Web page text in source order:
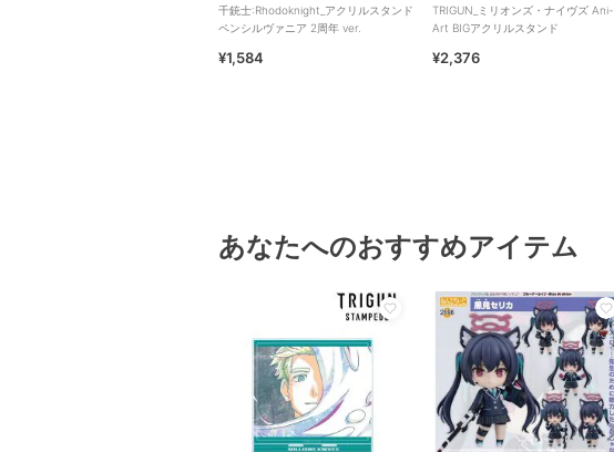
千銃士:Rhodoknight_アクリルスタンド
ペンシルヴァニア 2周年 ver.
¥1,584
TRIGUN_ミリオンズ・ナイヴズ Ani-
Art BIGアクリルスタンド
¥2,376
あなたへのおすすめアイテム